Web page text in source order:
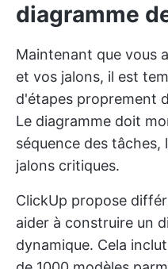
diagramme
Maintenant que vous
et vos jalons, il est
d'étapes proprement
Le diagramme doit
séquence des tâches,
jalons critiques.
ClickUp propose
aider à construire un
dynamique. Cela